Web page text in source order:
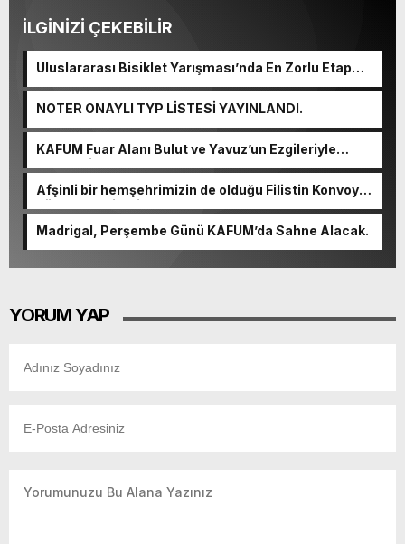
İLGİNİZİ ÇEKEBİLİR
Uluslararası Bisiklet Yarışması’nda En Zorlu Etap
Tamamlandı.
NOTER ONAYLI TYP LİSTESİ YAYINLANDI.
KAFUM Fuar Alanı Bulut ve Yavuz’un Ezgileriyle
Şenlendi.
Afşinli bir hemşehrimizin de olduğu Filistin Konvoyu,
güçlenerek ilerliyor.
Madrigal, Perşembe Günü KAFUM’da Sahne Alacak.
YORUM YAP